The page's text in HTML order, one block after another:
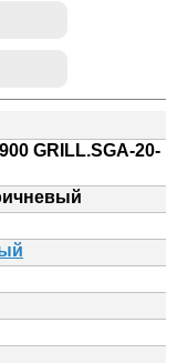
GRILL.SGA-20-